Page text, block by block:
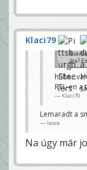
Klaci79
Azért
óta?
laoce
RTL-en a
Klaci79
Lemaradt a
laoce
Na úgy már